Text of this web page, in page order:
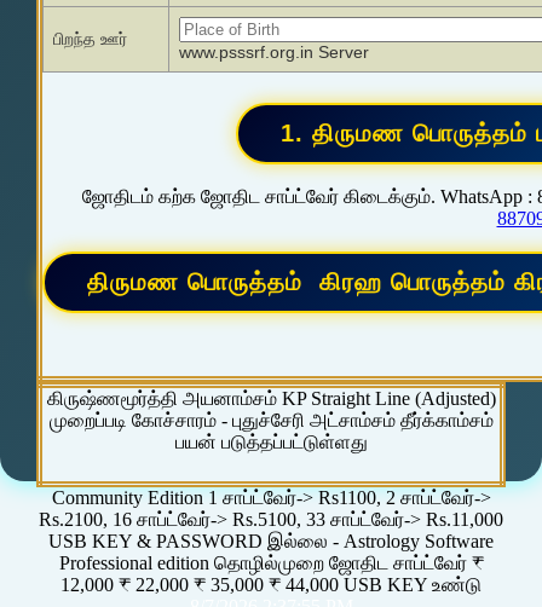
பிறந்த ஊர்
www.psssrf.org.in Server
ஜோதிடம் கற்க ஜோதிட சாப்ட்வேர் கிடைக்கும். WhatsApp :
கிருஷ்ணமூர்த்தி அயனாம்சம் KP Straight Line (Adjusted)
முறைப்படி கோச்சாரம் - புதுச்சேரி அட்சாம்சம் தீர்க்காம்சம்
பயன் படுத்தப்பட்டுள்ளது
Community Edition 1 சாப்ட்வேர்-> Rs1100, 2 சாப்ட்வேர்->
Rs.2100, 16 சாப்ட்வேர்-> Rs.5100, 33 சாப்ட்வேர்-> Rs.11,000
USB KEY & PASSWORD இல்லை - Astrology Software
Professional edition தொழில்முறை ஜோதிட சாப்ட்வேர் ₹
12,000 ₹ 22,000 ₹ 35,000 ₹ 44,000 USB KEY உண்டு